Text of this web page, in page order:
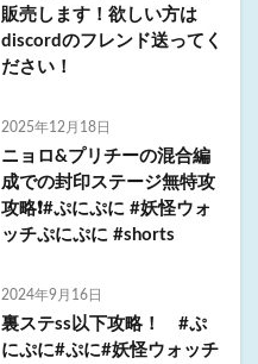
販売します！欲しい方は
discordのフレンド送ってく
ださい！
2025年12月18日
ニョロ&プリチーの混合編
成での封印ステージ無特攻
攻略❗️#ぷにぷに #妖怪ウォ
ッチぷにぷに #shorts
2024年9月16日
裏ステss以下攻略！ #ぷ
にぷに#ぷに#妖怪ウォッチ